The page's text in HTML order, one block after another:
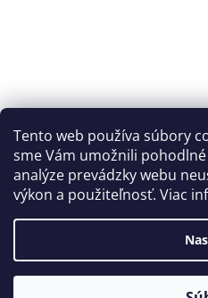
Tento web používa súbory
sme Vám umožnili
analýze prevádzky webu
výkon a použiteľnosť. Viac